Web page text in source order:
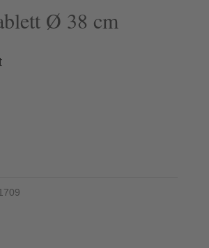
Ø 38 cm
1709